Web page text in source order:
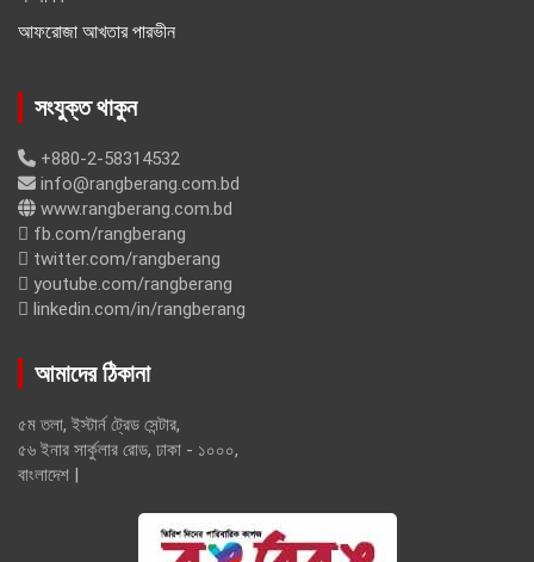
আফরোজা আখতার পারভীন
সংযুক্ত থাকুন
+880-2-58314532
info@rangberang.com.bd
www.rangberang.com.bd
fb.com/rangberang
twitter.com/rangberang
youtube.com/rangberang
linkedin.com/in/rangberang
আমাদের ঠিকানা
৫ম তলা, ইস্টার্ন ট্রেড সেন্টার,
৫৬ ইনার সার্কুলার রোড, ঢাকা - ১০০০,
বাংলাদেশ |